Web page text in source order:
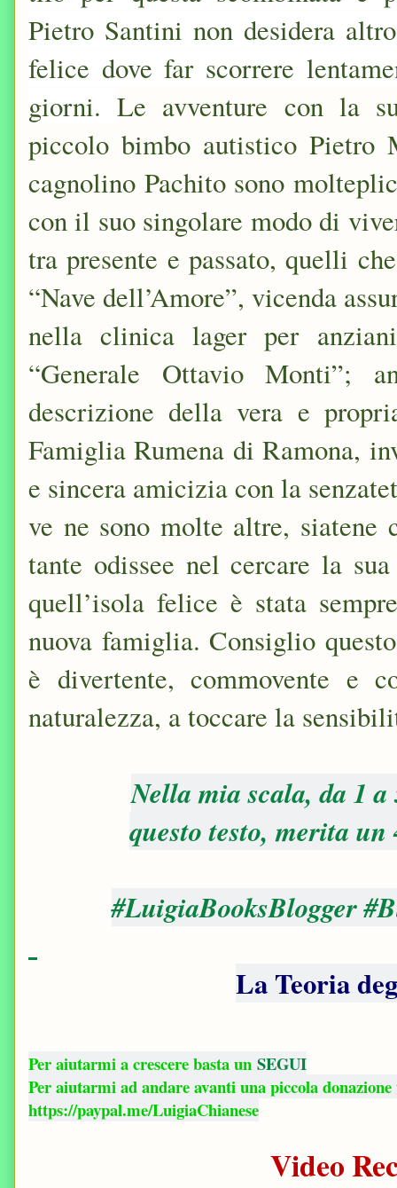
Pietro Santini non desidera
felice dove far scorrere
giorni.Le avventure con la
piccolo bimbo autistico
cagnolino Pachito sono
con il suo singolare modo di
tra presente e passato, quelli
“Nave dell’Amore”, vicenda
nella clinica lager per
“Generale Ottavio Monti”;
descrizione della vera e
Famiglia Rumena di Ramona,
e sincera amicizia con la
ve ne sono molte altre,
tante odissee nel cercare la
quell’isola felice è stata
nuova famiglia. Consiglio
è divertente, commovente e
naturalezza, a toccare la
Nella mia scala, da 1
questo testo, merita
#LuigiaBooksBlogger
La Teoria
Per aiutarmi a crescere basta un SEGUI
Per aiutarmi ad andare avanti una piccola
https://paypal.me/LuigiaChianese
Video